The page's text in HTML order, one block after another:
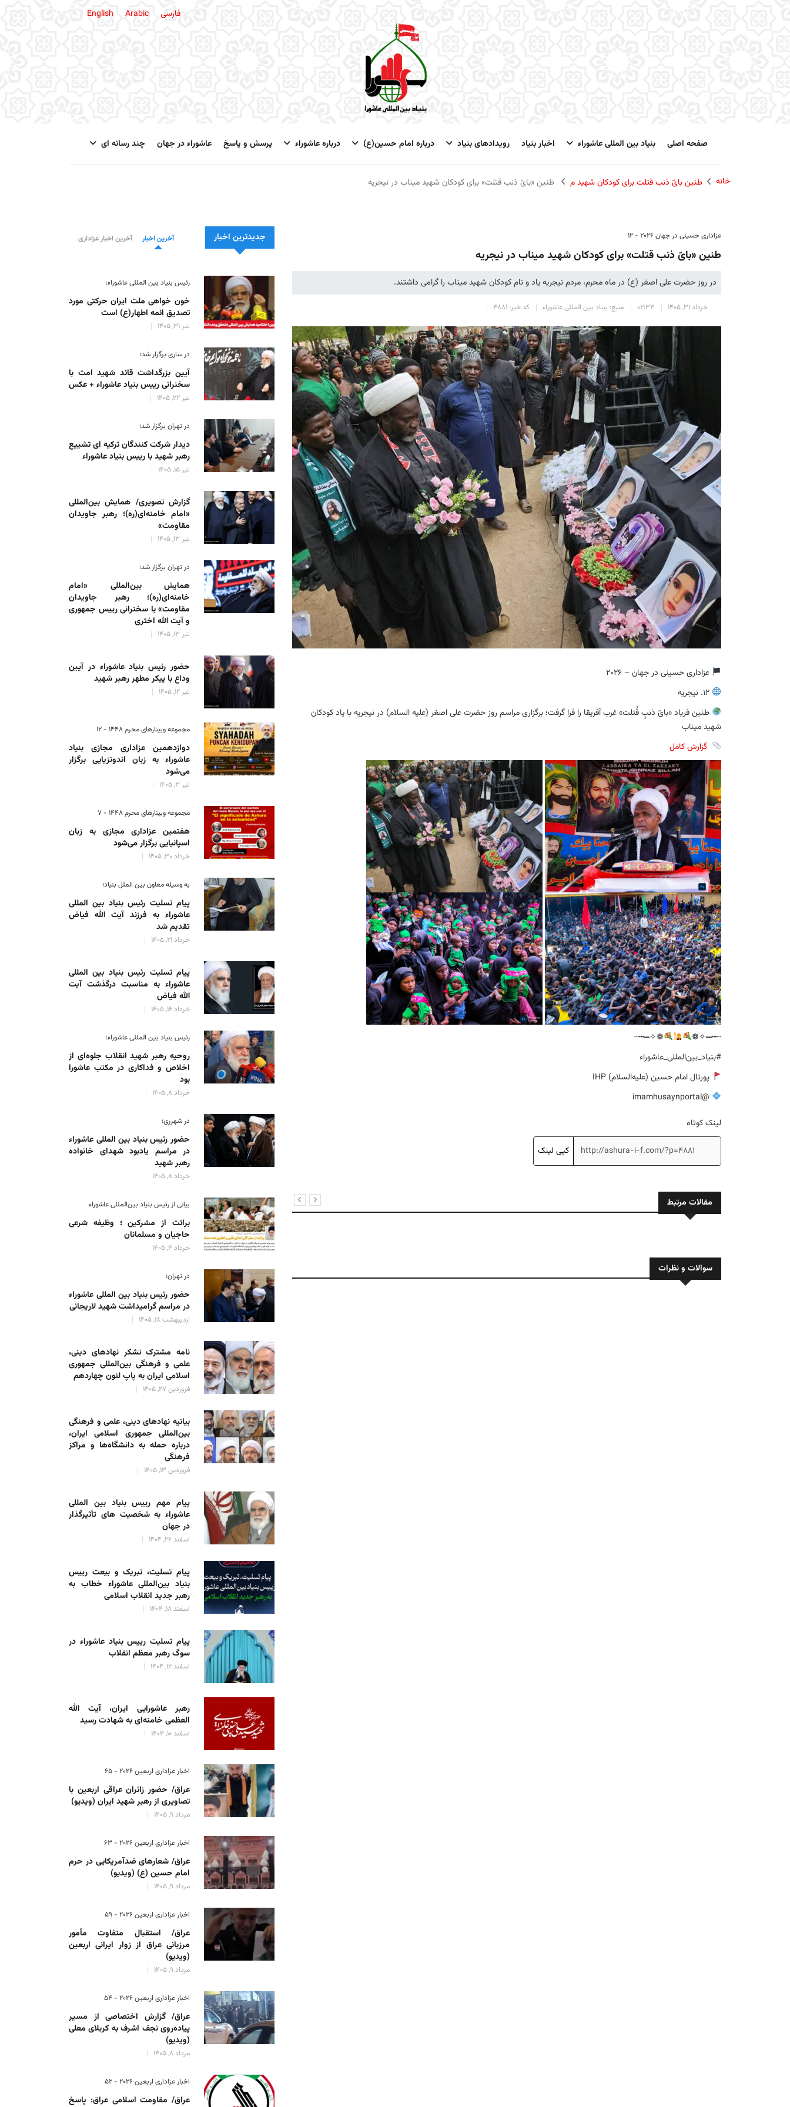
فارسی English Arabic
صفحه اصلی بنیاد بین المللی عاشوراء اخبار بنیاد رویدادهای بنیاد درباره امام حسین(ع) درباره عاشوراء پرسش و پاسخ عاشوراء در جهان چند رسانه ای
خانه طنین بایّ ذنب قتلت برای کودکان شهید م طنین «بایّ ذنب قتلت» برای کودکان شهید میناب در نیجریه
عزاداری حسینی در جهان 2026 - 12
طنین «بایّ ذنب قتلت» برای کودکان شهید میناب در نیجریه
در روز حضرت علی اصغر (ع) در ماه محرم، مردم نیجریه یاد و نام کودکان شهید میناب را گرامی داشتند.
خرداد 31, 1405 02:34 منبع: بیناد بین المللی عاشوراء کد خبر: 4881
عزاداری حسینی در جهان – 2026
طنین فریاد «بایّ ذنبٍ قُتلت» غرب آفریقا را فرا گرفت؛ برگزاری مراسم روز حضرت علی اصغر (علیه السلام) در نیجریه با یاد کودکان
شهید میناب
گزارش کامل
┄┅═✧❁
❁✧═┅┄
#بنیاد_بین‌المللی_عاشوراء
پورتال امام حسین (علیه‌السلام) IHP
@imamhusaynportal
لینک کوتاه
کپی لینک
مقالات مرتبط
سوالات و نظرات
جدیدترین اخبار آخرین اخبار آخرین اخبار عزاداری
رئیس بنیاد بین المللی عاشوراء:
خون خواهی ملت ایران حرکتی مورد
تصدیق ائمه اطهار(ع) است
تیر 31, 1405
در ساری برگزار شد؛
آیین بزرگداشت قائد شهید امت با
سخنرانی رییس بنیاد عاشوراء + عکس
تیر 22, 1405
در تهران برگزار شد؛
دیدار شرکت کنندگان ترکیه ای تشییع
رهبر شهید با رییس بنیاد عاشوراء
تیر 15, 1405
گزارش تصویری/ همایش بین‌المللی
«امام خامنه‌ای(ره)؛ رهبر جاویدان
مقاومت»
تیر 13, 1405
در تهران برگزار شد؛
همایش بین‌المللی «امام
خامنه‌ای(ره)؛ رهبر جاویدان
مقاومت» با سخنرانی رییس جمهوری
و آیت الله اختری
تیر 13, 1405
حضور رئیس‌ بنیاد عاشوراء در آیین
وداع با پیکر مطهر رهبر شهید
تیر 12, 1405
مجموعه وبینارهای محرم 1448 - 12
دوازدهمین عزاداری مجازی بنیاد
عاشوراء به زبان اندونزیایی برگزار
می‌شود
تیر 3, 1405
مجموعه وبینارهای محرم 1448 - 7
هفتمین عزاداری مجازی به زبان
اسپانیایی برگزار می‌شود
خرداد 30, 1405
به وسیله معاون بین الملل بنیاد؛
پیام تسلیت رئیس بنیاد بین المللی
عاشوراء به فرزند آیت الله فیاض
تقدیم شد
خرداد 21, 1405
پیام تسلیت رئیس بنیاد بین المللی
عاشوراء به مناسبت درگذشت آیت
الله فیاض
خرداد 16, 1405
رئیس بنیاد بین المللی عاشوراء:
روحیه رهبر شهید انقلاب جلوه‌ای از
اخلاص و فداکاری در مکتب عاشورا
بود
خرداد 8, 1405
در شهرری؛
حضور رئیس بنیاد بین المللی عاشوراء
در مراسم یادبود شهدای خانواده
رهبر شهید
خرداد 8, 1405
بیانی از رئیس بنیاد بین‌المللی عاشوراء
برائت از مشرکین ؛ وظیفه شرعی
حاجیان و مسلمانان
خرداد 4, 1405
در تهران؛
حضور رئیس بنیاد بین المللی عاشوراء
در مراسم گرامیداشت شهید لاریجانی
اردیبهشت 18, 1405
نامه مشترک تشکر نهادهای دینی،
علمی و فرهنگی بین‌المللی جمهوری
اسلامی ایران به پاپ لئون چهاردهم
فروردین 27, 1405
بیانیه نهادهای دینی، علمی و فرهنگی
بین‌المللی جمهوری اسلامی ایران،
درباره حمله به دانشگاه‌ها و مراکز
فرهنگی
فروردین 13, 1405
پیام مهم رییس بنیاد بین المللی
عاشوراء به شخصیت های تأثیرگذار
در جهان
اسفند 26, 1404
پیام تسلیت، تبریک و بیعت رییس
بنیاد بین‌المللی عاشوراء خطاب به
رهبر جدید انقلاب اسلامی
اسفند 18, 1404
پیام تسلیت رییس بنیاد عاشوراء در
سوگ رهبر معظم انقلاب
اسفند 12, 1404
رهبر عاشورایی ایران، آیت الله
العظمی خامنه‌ای به شهادت رسید
اسفند 10, 1404
اخبار عزاداری اربعین ۲۰۲۶ - 65
عراق/ حضور زائران عراقی اربعین با
تصاویری از رهبر شهید ایران (ویدیو)
مرداد 9, 1405
اخبار عزاداری اربعین ۲۰۲۶ - 63
عراق/ شعارهای ضدآمریکایی در حرم
امام حسین (ع) (ویدیو)
مرداد 9, 1405
اخبار عزاداری اربعین ۲۰۲۶ - 59
عراق/ استقبال متفاوت مأمور
مرزبانی عراق از زوار ایرانی اربعین
(ویدیو)
مرداد 9, 1405
اخبار عزاداری اربعین ۲۰۲۶ - 54
عراق/ گزارش اختصاصی از مسیر
پیاده‌روی نجف اشرف به کربلای معلی
(ویدیو)
مرداد 8, 1405
اخبار عزاداری اربعین ۲۰۲۶ - 52
عراق/ مقاومت اسلامی عراق: پاسخ